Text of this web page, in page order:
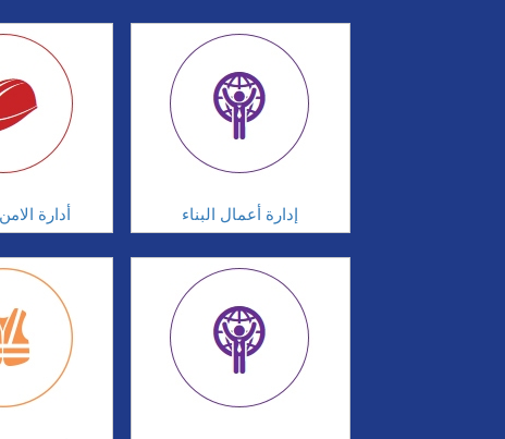
أدارة إدارة أعمال البناء